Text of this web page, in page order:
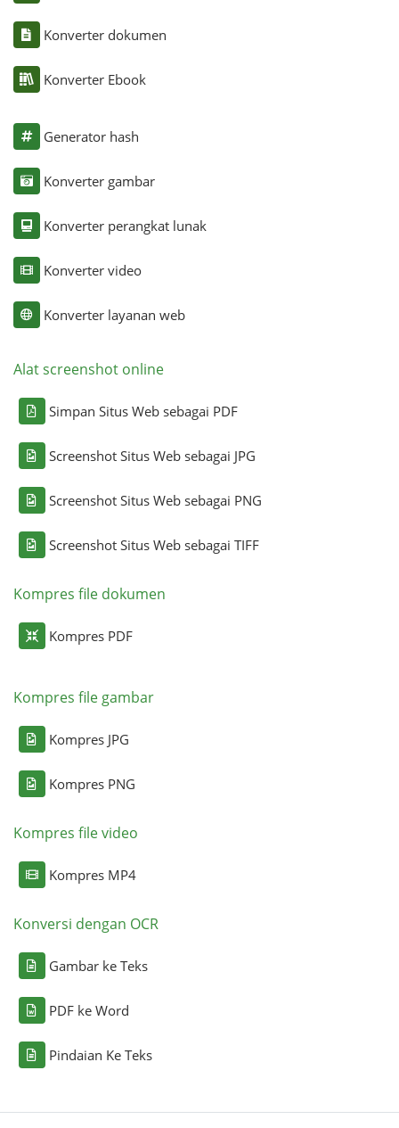
Konverter dokumen
Konverter Ebook
Generator hash
Konverter gambar
Konverter perangkat lunak
Konverter video
Konverter layanan web
Alat screenshot online
Simpan Situs Web sebagai PDF
Screenshot Situs Web sebagai JPG
Screenshot Situs Web sebagai PNG
Screenshot Situs Web sebagai TIFF
Kompres file dokumen
Kompres PDF
Kompres file gambar
Kompres JPG
Kompres PNG
Kompres file video
Kompres MP4
Konversi dengan OCR
Gambar ke Teks
PDF ke Word
Pindaian Ke Teks